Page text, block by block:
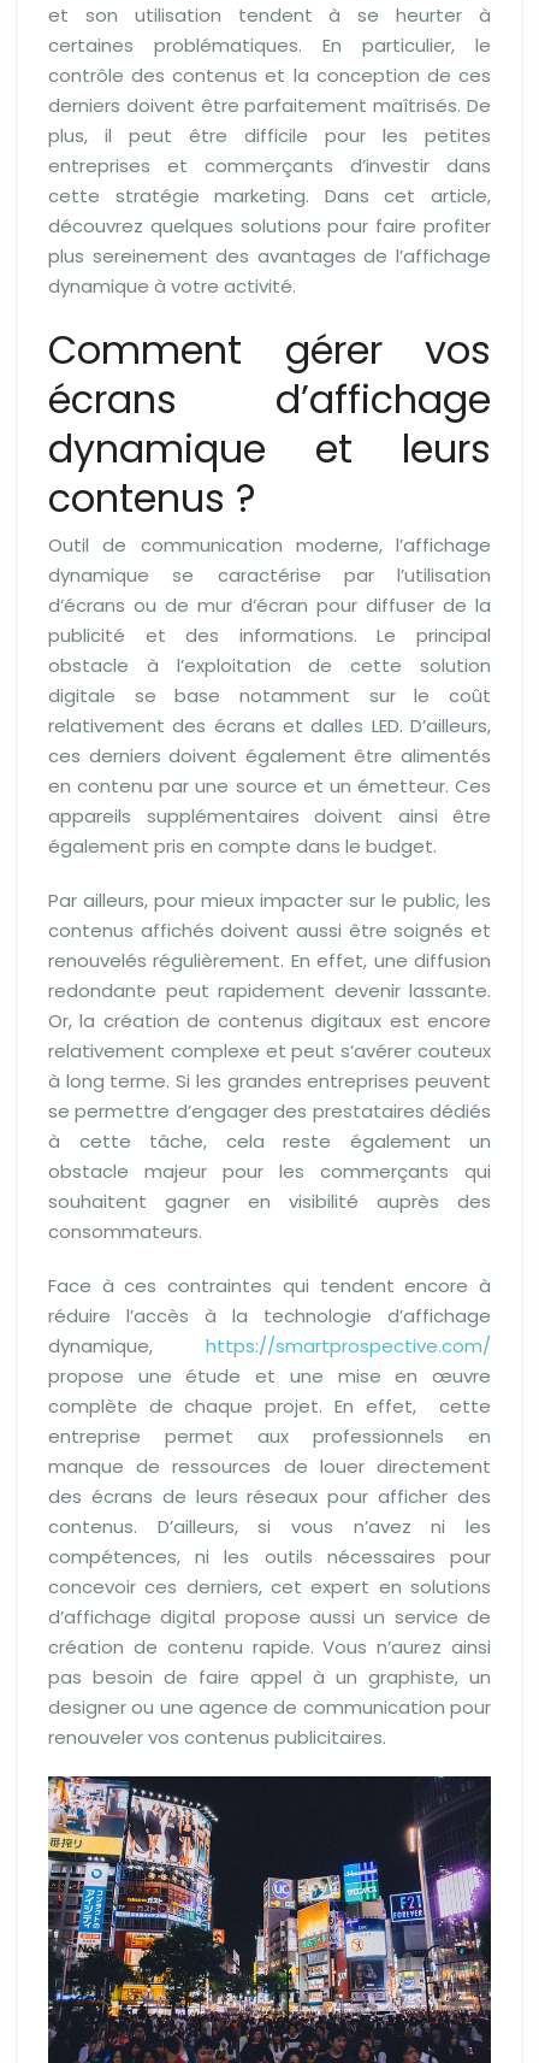
et son utilisation tendent à se heurter à
certaines problématiques. En particulier, le
contrôle des contenus et la conception de ces
derniers doivent être parfaitement maîtrisés. De
plus, il peut être difficile pour les petites
entreprises et commerçants d’investir dans
cette stratégie marketing. Dans cet article,
découvrez quelques solutions pour faire profiter
plus sereinement des avantages de l’affichage
dynamique à votre activité.
Comment gérer vos
écrans d’affichage
dynamique et leurs
contenus ?
Outil de communication moderne, l’affichage
dynamique se caractérise par l’utilisation
d’écrans ou de mur d’écran pour diffuser de la
publicité et des informations. Le principal
obstacle à l’exploitation de cette solution
digitale se base notamment sur le coût
relativement des écrans et dalles LED. D’ailleurs,
ces derniers doivent également être alimentés
en contenu par une source et un émetteur. Ces
appareils supplémentaires doivent ainsi être
également pris en compte dans le budget.
Par ailleurs, pour mieux impacter sur le public, les
contenus affichés doivent aussi être soignés et
renouvelés régulièrement. En effet, une diffusion
redondante peut rapidement devenir lassante.
Or, la création de contenus digitaux est encore
relativement complexe et peut s’avérer couteux
à long terme. Si les grandes entreprises peuvent
se permettre d’engager des prestataires dédiés
à cette tâche, cela reste également un
obstacle majeur pour les commerçants qui
souhaitent gagner en visibilité auprès des
consommateurs.
Face à ces contraintes qui tendent encore à
réduire l’accès à la technologie d’affichage
dynamique, https://smartprospective.com/
propose une étude et une mise en œuvre
complète de chaque projet. En effet, cette
entreprise permet aux professionnels en
manque de ressources de louer directement
des écrans de leurs réseaux pour afficher des
contenus. D’ailleurs, si vous n’avez ni les
compétences, ni les outils nécessaires pour
concevoir ces derniers, cet expert en solutions
d’affichage digital propose aussi un service de
création de contenu rapide. Vous n’aurez ainsi
pas besoin de faire appel à un graphiste, un
designer ou une agence de communication pour
renouveler vos contenus publicitaires.